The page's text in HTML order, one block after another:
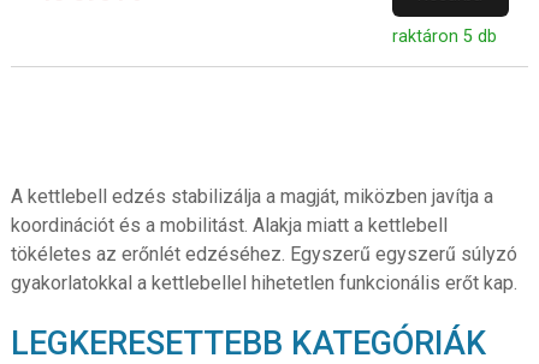
raktáron 5 db
A kettlebell edzés stabilizálja a magját, miközben javítja a
koordinációt és a mobilitást. Alakja miatt a kettlebell
tökéletes az erőnlét edzéséhez. Egyszerű egyszerű súlyzó
gyakorlatokkal a kettlebellel hihetetlen funkcionális erőt kap.
LEGKERESETTEBB KATEGÓRIÁK